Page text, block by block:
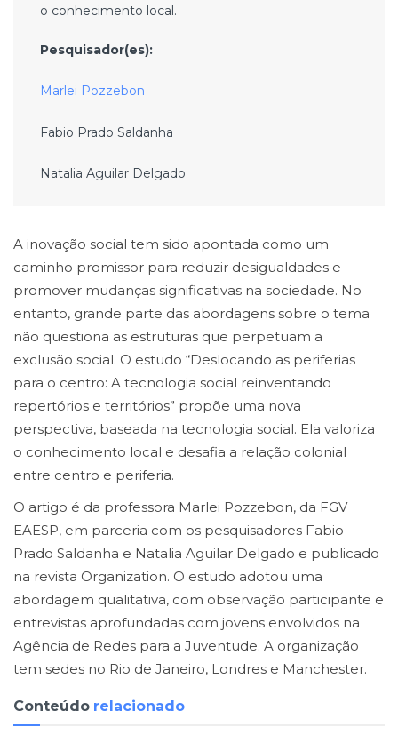
o conhecimento local.
Pesquisador(es):
Marlei Pozzebon
Fabio Prado Saldanha
Natalia Aguilar Delgado
A inovação social tem sido apontada como um
caminho promissor para reduzir desigualdades e
promover mudanças significativas na sociedade. No
entanto, grande parte das abordagens sobre o tema
não questiona as estruturas que perpetuam a
exclusão social. O estudo “Deslocando as periferias
para o centro: A tecnologia social reinventando
repertórios e territórios” propõe uma nova
perspectiva, baseada na tecnologia social. Ela valoriza
o conhecimento local e desafia a relação colonial
entre centro e periferia.
O artigo é da professora Marlei Pozzebon, da FGV
EAESP, em parceria com os pesquisadores Fabio
Prado Saldanha e Natalia Aguilar Delgado e publicado
na revista Organization. O estudo adotou uma
abordagem qualitativa, com observação participante e
entrevistas aprofundadas com jovens envolvidos na
Agência de Redes para a Juventude. A organização
tem sedes no Rio de Janeiro, Londres e Manchester.
Conteúdo relacionado